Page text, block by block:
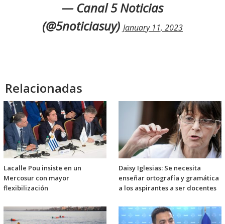
— Canal 5 Noticias
(@5noticiasuy) January 11, 2023
Relacionadas
Lacalle Pou insiste en un
Mercosur con mayor
flexibilización
Daisy Iglesias: Se necesita
enseñar ortografía y gramática
a los aspirantes a ser docentes